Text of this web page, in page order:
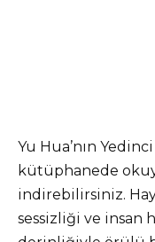
Yu Hua’nın
kütüphanede
indirebilirsiniz.
sessizliği ve